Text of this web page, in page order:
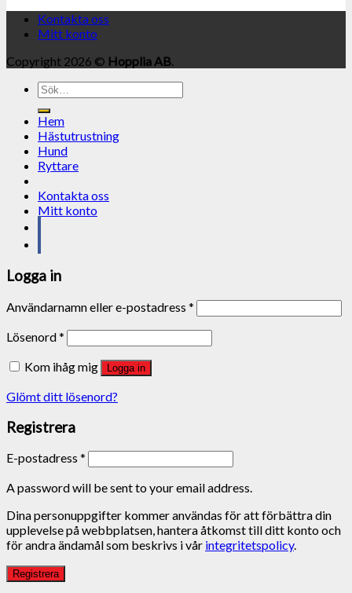
Kontakta oss
Mitt konto
Copyright 2026 © Hopplia AB.
Sök
efter:
Hem
Hästutrustning
Hund
Ryttare
Kontakta oss
Mitt konto
Logga in
Användarnamn eller e-postadress *
Lösenord*
Kom ihåg mig
Logga in
Glömt ditt lösenord?
Registrera
E-postadress *
A password will be sent to your email address.
Dina personuppgifter kommer användas för att förbättra din
upplevelse på webbplatsen, hantera åtkomst till ditt konto och
för andra ändamål som beskrivs i vår integritetspolicy.
Registrera